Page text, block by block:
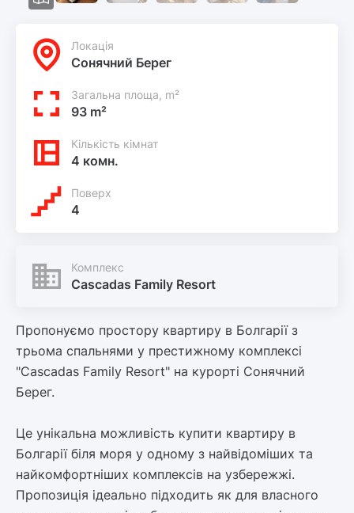
Локацiя
Сонячний Берег
Загальна площа, m²
93 m²
Кількість кімнат
4 комн.
Поверх
4
Комплекс
Cascadas Family Resort
Пропонуємо простору квартиру в Болгарії з
трьома спальнями у престижному комплексі
"Cascadas Family Resort" на курорті Сонячний
Берег.
Це унікальна можливість купити квартиру в
Болгарії біля моря у одному з найвідоміших та
найкомфортніших комплексів на узбережжі.
Пропозиція ідеально підходить як для власного